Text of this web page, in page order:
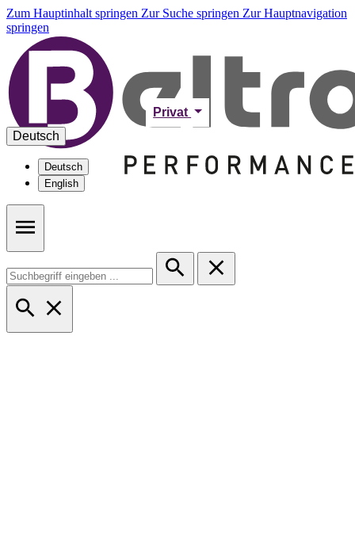
Zum Hauptinhalt springen Zur Suche springen Zur Hauptnavigation
springen
Privat
Deutsch
Deutsch
English